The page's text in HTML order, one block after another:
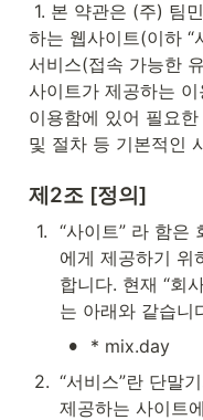
하는 웹사이트(이하 “
서비스(접속 가능한
사이트가 제공하는
이용함에 있어 필요
및 절차 등 기본적인
제2조 [정의]
1. “사이트” 라 함은
에게 제공하기 위
합니다. 현재 “회
는 아래와 같습니
•
* mix.day
2. “서비스”란 단말
제공하는 사이트